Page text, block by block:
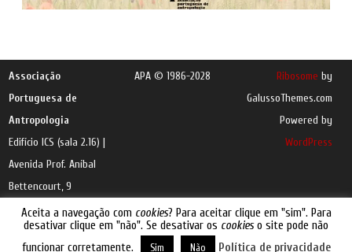
Associação
Portuguesa de
Antropologia
Edifício ICS (sala 2.16) |
Avenida Prof. Aníbal
Bettencourt, 9
1600-189 Lisboa |e-
mail
APA © 1986-2028 Ribosome by
GalussoThemes.com
Powered by
WordPress
Aceita a navegação com cookies? Para aceitar clique em "sim". Para
desativar clique em "não". Se desativar os cookieso site pode não
funcionar corretamente.
Sim Não Política de privacidade